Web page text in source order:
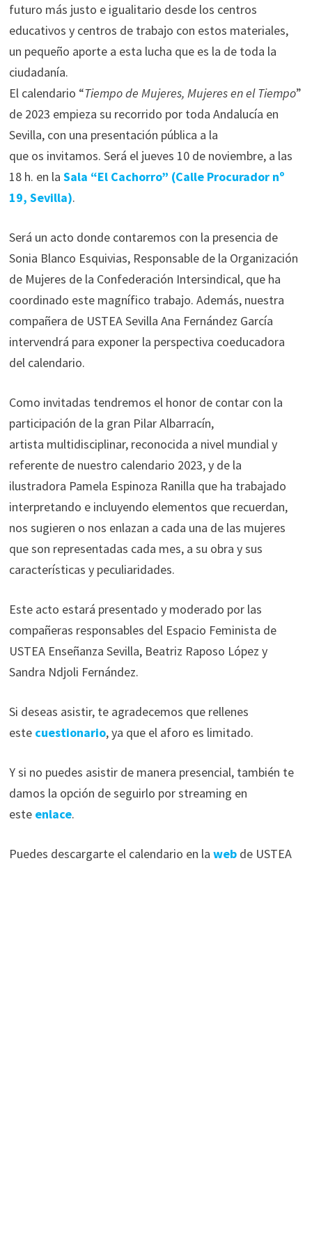
futuro más justo e igualitario desde los centros
educativos y centros de trabajo con estos materiales,
un pequeño aporte a esta lucha que es la de toda la
ciudadanía.
El calendario “Tiempo de Mujeres, Mujeres en el Tiempo”
de 2023 empieza su recorrido por toda Andalucía en
Sevilla, con una presentación pública a la
que os invitamos. Será el jueves 10 de noviembre, a las
18 h. en la Sala “El Cachorro” (Calle Procurador nº
19, Sevilla).
Será un acto donde contaremos con la presencia de
Sonia Blanco Esquivias, Responsable de la Organización
de Mujeres de la Confederación Intersindical, que ha
coordinado este magnífico trabajo. Además, nuestra
compañera de USTEA Sevilla Ana Fernández García
intervendrá para exponer la perspectiva coeducadora
del calendario.
Como invitadas tendremos el honor de contar con la
participación de la gran Pilar Albarracín,
artista multidisciplinar, reconocida a nivel mundial y
referente de nuestro calendario 2023, y de la
ilustradora Pamela Espinoza Ranilla que ha trabajado
interpretando e incluyendo elementos que recuerdan,
nos sugieren o nos enlazan a cada una de las mujeres
que son representadas cada mes, a su obra y sus
características y peculiaridades.
Este acto estará presentado y moderado por las
compañeras responsables del Espacio Feminista de
USTEA Enseñanza Sevilla, Beatriz Raposo López y
Sandra Ndjoli Fernández.
Si deseas asistir, te agradecemos que rellenes
este cuestionario, ya que el aforo es limitado.
Y si no puedes asistir de manera presencial, también te
damos la opción de seguirlo por streaming en
este enlace.
Puedes descargarte el calendario en la web de USTEA